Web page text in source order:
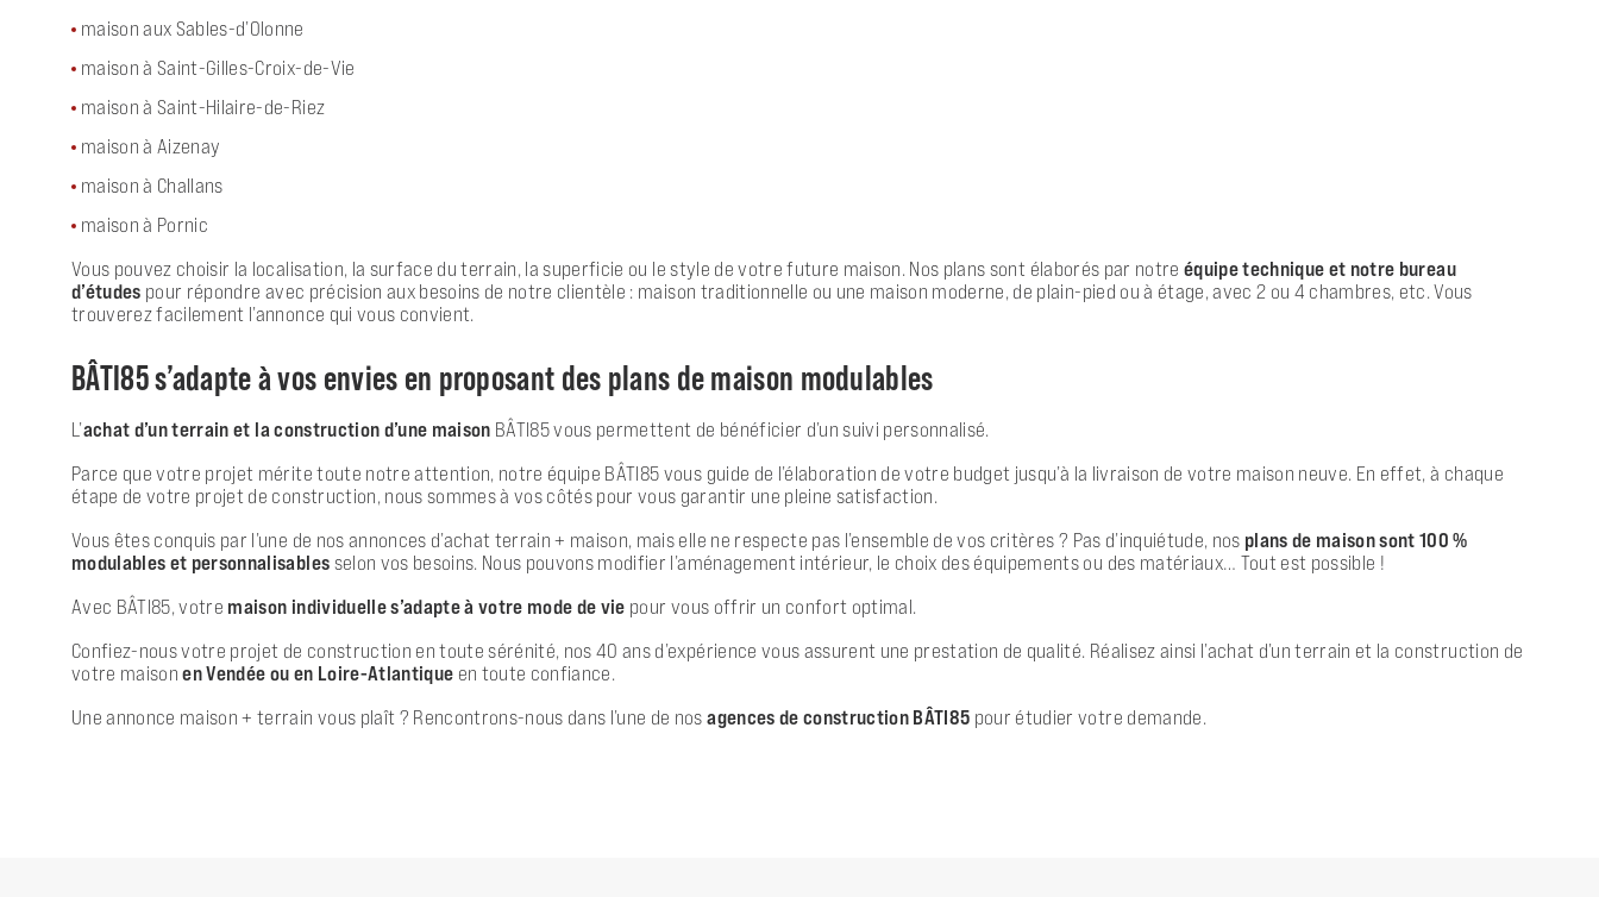
maison aux Sables-d’Olonne
maison à Saint-Gilles-Croix-de-Vie
maison à Saint-Hilaire-de-Riez
maison à Aizenay
maison à Challans
maison à Pornic
Vous pouvez choisir la localisation, la surface du terrain, la superficie ou le style de votre future maison. Nos plans sont élaborés par notre équipe technique et notre bureau
d’études pour répondre avec précision aux besoins de notre clientèle : maison traditionnelle ou une maison moderne, de plain-pied ou à étage, avec 2 ou 4 chambres, etc. Vous
trouverez facilement l’annonce qui vous convient.
BÂTI85 s’adapte à vos envies en proposant des plans de maison modulables
L’achat d’un terrain et la construction d’une maison BÂTI85 vous permettent de bénéficier d’un suivi personnalisé.
Parce que votre projet mérite toute notre attention, notre équipe BÂTI85 vous guide de l’élaboration de votre budget jusqu’à la livraison de votre maison neuve. En effet, à chaque
étape de votre projet de construction, nous sommes à vos côtés pour vous garantir une pleine satisfaction.
Vous êtes conquis par l’une de nos annonces d’achat terrain + maison, mais elle ne respecte pas l’ensemble de vos critères ? Pas d’inquiétude, nos plans de maison sont 100 %
modulables et personnalisables selon vos besoins. Nous pouvons modifier l’aménagement intérieur, le choix des équipements ou des matériaux… Tout est possible !
Avec BÂTI85, votre maison individuelle s’adapte à votre mode de vie pour vous offrir un confort optimal.
Confiez-nous votre projet de construction en toute sérénité, nos 40 ans d’expérience vous assurent une prestation de qualité. Réalisez ainsi l’achat d’un terrain et la construction de
votre maisonen Vendée ou en Loire-Atlantique en toute confiance.
Une annonce maison + terrain vous plaît ? Rencontrons-nous dans l’une de nosagences de construction BÂTI85 pour étudier votre demande.